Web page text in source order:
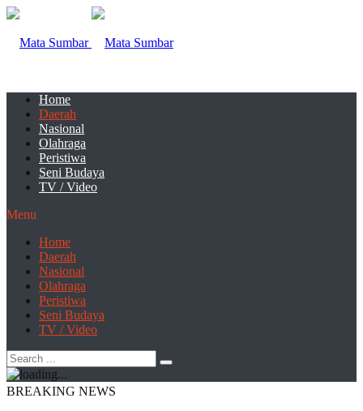
Home
Daerah
Nasional
Olahraga
Peristiwa
Seni Budaya
TV / Video
Menu
Home
Daerah
Nasional
Olahraga
Peristiwa
Seni Budaya
TV / Video
BREAKING NEWS